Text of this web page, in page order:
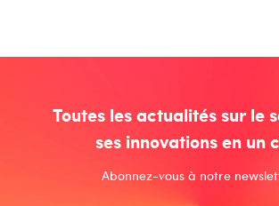
Toutes les actualités sur le
ses innovations en un
Abonnez-vous à notre